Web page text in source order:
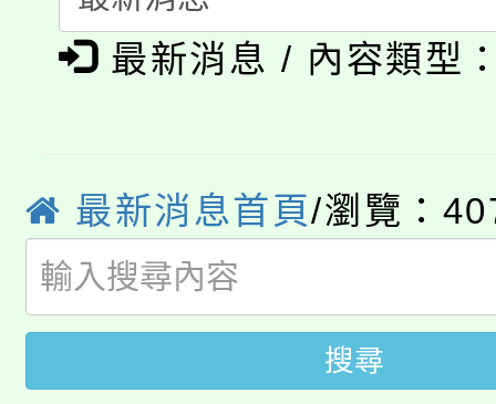
《TA101》溝通分析基
系所師生報名參加。
淨零綠生活教案入校路
115年食農教育專業人
學籍身 分審查程序及
版
淨零綠領人才培育課程
公告本校115學年度第
代理(課)教師甄選結果(
「2026金融保險知識
桃園市115學年度學生
最新消息 / 內容類型
最新消息首頁/瀏覽：
搜尋